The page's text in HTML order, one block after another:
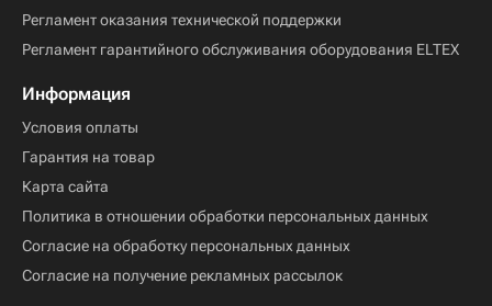
Регламент оказания технической поддержки
Регламент гарантийного обслуживания оборудования ELTEX
Информация
Условия оплаты
Гарантия на товар
Карта сайта
Политика в отношении обработки персональных данных
Согласие на обработку персональных данных
Согласие на получение рекламных рассылок